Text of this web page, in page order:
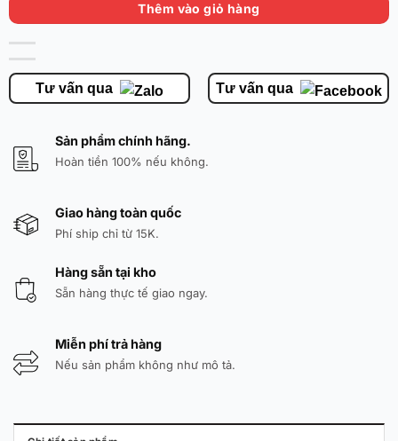
Thêm vào giỏ hàng
Tư vấn qua Tư vấn qua
Sản phẩm chính hãng.
Hoàn tiền 100% nếu không.
Giao hàng toàn quốc
Phí ship chỉ từ 15K.
Hàng sẵn tại kho
Sẵn hàng thực tế giao ngay.
Miễn phí trả hàng
Nếu sản phẩm không như mô tả.